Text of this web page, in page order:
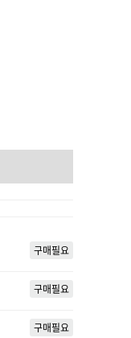
구매필요
구매필요
구매필요